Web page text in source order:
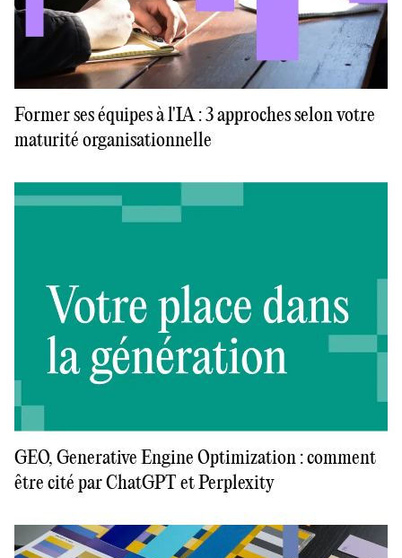
Former ses équipes à l'IA : 3 approches selon votre
maturité organisationnelle
GEO, Generative Engine Optimization : comment
être cité par ChatGPT et Perplexity